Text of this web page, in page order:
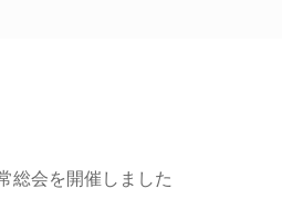
総会を開催しました